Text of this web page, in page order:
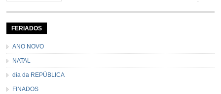
seu contramestre lideram a música e o canto do grupo, passando pela
FERIADOS
ANO NOVO
NATAL
dia da REPÚBLICA
FINADOS